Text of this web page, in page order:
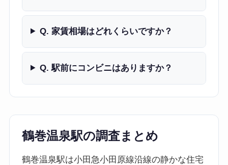
Q. 家賃相場はどれくらいですか？
Q. 駅前にコンビニはありますか？
鶴巻温泉駅の調査まとめ
鶴巻温泉駅は小田急小田原線沿線の静かな住宅